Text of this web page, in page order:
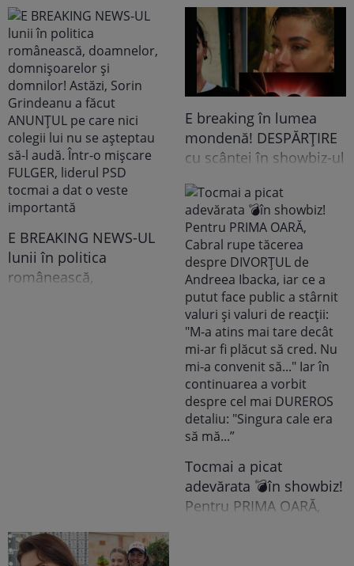
E BREAKING NEWS-UL
lunii în politica
românească,
E breaking în lumea
mondenă! DESPĂRȚIRE
cu scântei în showbiz-ul
noastră vedetă a
recunoscut TOT, dar
tooot: „Mă abțin să nu-i
scriu. Am făcut
scandal!” Ce s-a
întâmplat e...
Tocmai a picat
adevărata 💣în showbiz!
Pentru PRIMA OARĂ,